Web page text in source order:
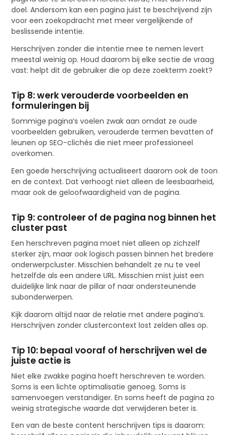
doel. Andersom kan een pagina juist te beschrijvend zijn
voor een zoekopdracht met meer vergelijkende of
beslissende intentie.
Herschrijven zonder die intentie mee te nemen levert
meestal weinig op. Houd daarom bij elke sectie de vraag
vast: helpt dit de gebruiker die op deze zoekterm zoekt?
Tip 8: werk verouderde voorbeelden en
formuleringen bij
Sommige pagina’s voelen zwak aan omdat ze oude
voorbeelden gebruiken, verouderde termen bevatten of
leunen op SEO-clichés die niet meer professioneel
overkomen.
Een goede herschrijving actualiseert daarom ook de toon
en de context. Dat verhoogt niet alleen de leesbaarheid,
maar ook de geloofwaardigheid van de pagina.
Tip 9: controleer of de pagina nog binnen het
cluster past
Een herschreven pagina moet niet alleen op zichzelf
sterker zijn, maar ook logisch passen binnen het bredere
onderwerpcluster. Misschien behandelt ze nu te veel
hetzelfde als een andere URL. Misschien mist juist een
duidelijke link naar de pillar of naar ondersteunende
subonderwerpen.
Kijk daarom altijd naar de relatie met andere pagina’s.
Herschrijven zonder clustercontext lost zelden alles op.
Tip 10: bepaal vooraf of herschrijven wel de
juiste actie is
Niet elke zwakke pagina hoeft herschreven te worden.
Soms is een lichte optimalisatie genoeg. Soms is
samenvoegen verstandiger. En soms heeft de pagina zo
weinig strategische waarde dat verwijderen beter is.
Een van de beste content herschrijven tips is daarom: